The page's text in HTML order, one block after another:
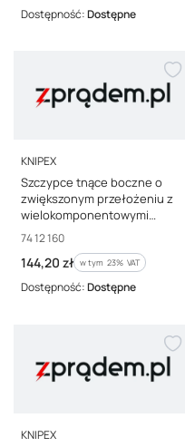
Dostępność:Dostępne
PRODUCENT
KNIPEX
Szczypce tnące boczne o
zwiększonym przełożeniu z
wielokomponentowymi
nasadkami fosforanowane,
czarne 160 mm KNIPEX 74 12
16
Kod producenta
74 12 160
Cena brutto
144,20 zł w tym %s VAT
w tym 23% VAT
Dostępność:Dostępne
PRODUCENT
KNIPEX